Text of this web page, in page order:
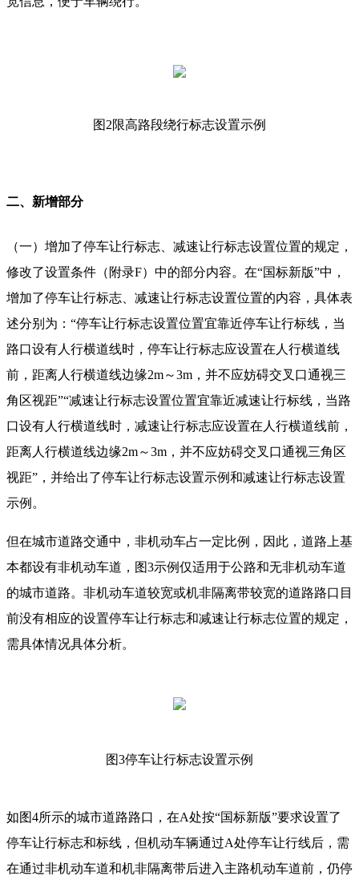
图2限高路段绕行标志设置示例
二、新增部分
（一）增加了停车让行标志、减速让行标志设置位置的规定，
修改了设置条件（附录F）中的部分内容。在“国标新版”中，
增加了停车让行标志、减速让行标志设置位置的内容，具体表
述分别为：“停车让行标志设置位置宜靠近停车让行标线，当
路口设有人行横道线时，停车让行标志应设置在人行横道线
前，距离人行横道线边缘2m～3m，并不应妨碍交叉口通视三
角区视距”“减速让行标志设置位置宜靠近减速让行标线，当路
口设有人行横道线时，减速让行标志应设置在人行横道线前，
距离人行横道线边缘2m～3m，并不应妨碍交叉口通视三角区
视距”，并给出了停车让行标志设置示例和减速让行标志设置
示例。
但在城市道路交通中，非机动车占一定比例，因此，道路上基
本都设有非机动车道，图3示例仅适用于公路和无非机动车道
的城市道路。非机动车道较宽或机非隔离带较宽的道路路口目
前没有相应的设置停车让行标志和减速让行标志位置的规定，
需具体情况具体分析。
图3停车让行标志设置示例
如图4所示的城市道路路口，在A处按“国标新版”要求设置了
停车让行标志和标线，但机动车辆通过A处停车让行线后，需
在通过非机动车道和机非隔离带后进入主路机动车道前，仍停